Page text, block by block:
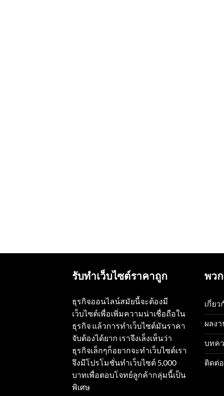
รับทำเว็บไซต์ราคาถูก
ธุรกิจออนไลน์สมัยนี้จะต้องมี
เว็บไซต์เพื่อเพิ่มความน่าเชื่อถือใน
ธุรกิจ แล้วการทำเว็บไซต์มันราคา
จับต้องได้ยาก เราจึงเล็งเห็นว่า
ธุรกิจเล็กๆก็อยากจะทำเว็บไซต์เรา
จึงมีโปรโมชั่นทำเว็บไซต์ 5,000
บาทเพื่อตอบโจทย์ลูกค้ากลุ่มนี้เป็น
พิเศษ
พวก
เกี่ยว
ผลงา
บทค
ติดต่อ